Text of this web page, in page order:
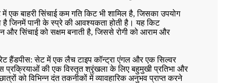
एक बाहरी सिंचाई कम गति किट भी शामिल है, जिसका उपयोग
है जिनमें पानी के स्प्रे की आवश्यकता होती है। यह किट
सिंचाई को सक्षम बनाती है, जिससे रोगी को आराम और
हैंडपीस: सेट में एक लैच टाइप कॉन्ट्रा एंगल और एक सिल्वर
प्रक्रियाओं की एक विस्तृत श्रृंखला के लिए बहुमुखी प्रतिभा और
को विभिन्न दंत तकनीकों में व्यावहारिक अनुभव प्राप्त करने